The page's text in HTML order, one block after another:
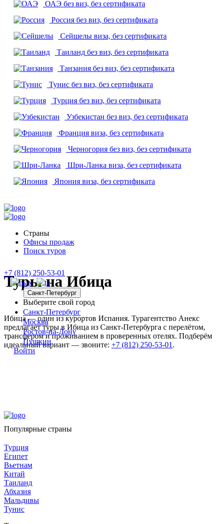
ОАЭ без виз, без сертификата
Россия без виз, без сертификата
Сейшелы виза, без сертификата
Таиланд без виз, без сертификата
Танзания без виз, без сертификата
Тунис без виз, без сертификата
Турция без виз, без сертификата
Узбекистан без виз, без сертификата
Франция виза, без сертификата
Черногория без виз, без сертификата
Шри-Ланка виза, без сертификата
Япония виза, без сертификата
Страны
Офисы продаж
Поиск туров
+7 (812) 250-53-01
Санкт-Петербург
Выберите свой город
Санкт-Петербург
Москва
Ростов-на-Дону
Пушкин
Войти
Туры на Ибица
Ибица — один из курортов Испания. Турагентство Анекс
предлагает туры в Ибица из Санкт-Петербурга с перелётом,
трансфером и проживанием в проверенных отелях. Подберём
идеальный вариант — звоните: +7 (812) 250-53-01 .
Популярные страны
Турция
Египет
Вьетнам
Китай
Таиланд
Абхазия
Мальдивы
Тунис